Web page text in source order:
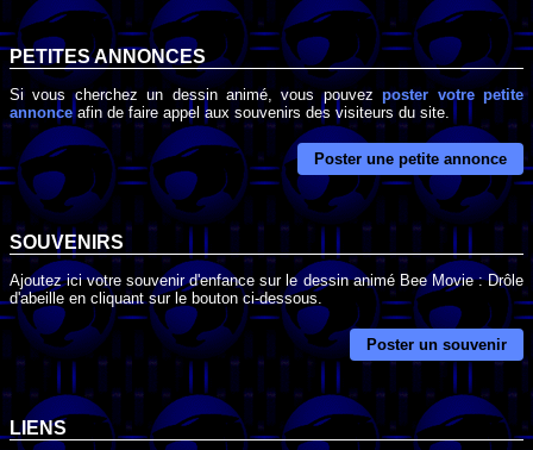
PETITES ANNONCES
Si vous cherchez un dessin animé, vous pouvezposter votre petite
annonceafin de faire appel aux souvenirs des visiteurs du site.
Poster une petite annonce
SOUVENIRS
Ajoutez ici votre souvenir d'enfance sur le dessin animé Bee Movie : Drôle
d'abeille en cliquant sur le bouton ci-dessous.
Poster un souvenir
LIENS